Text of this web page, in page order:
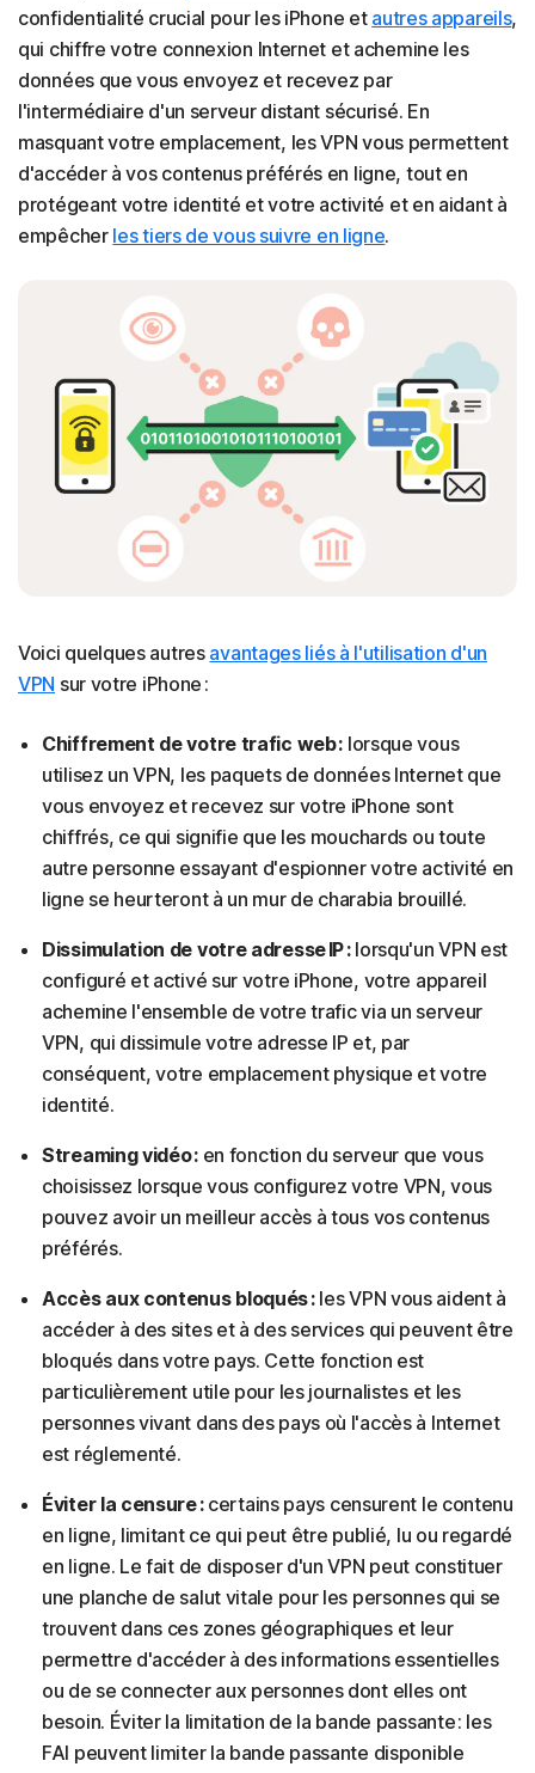
confidentialité crucial pour les iPhone et autres appareils,
qui chiffre votre connexion Internet et achemine les
données que vous envoyez et recevez par
l'intermédiaire d'un serveur distant sécurisé. En
masquant votre emplacement, les VPN vous permettent
d'accéder à vos contenus préférés en ligne, tout en
protégeant votre identité et votre activité et en aidant à
empêcher les tiers de vous suivre en ligne.
Voici quelques autres avantages liés à l'utilisation d'un
VPN sur votre iPhone :
Chiffrement de votre trafic web : lorsque vous
utilisez un VPN, les paquets de données Internet que
vous envoyez et recevez sur votre iPhone sont
chiffrés, ce qui signifie que les mouchards ou toute
autre personne essayant d'espionner votre activité en
ligne se heurteront à un mur de charabia brouillé.
Dissimulation de votre adresse IP :lorsqu'un VPN est
configuré et activé sur votre iPhone, votre appareil
achemine l'ensemble de votre trafic via un serveur
VPN, qui dissimule votre adresse IP et, par
conséquent, votre emplacement physique et votre
identité.
Streaming vidéo :en fonction du serveur que vous
choisissez lorsque vous configurez votre VPN, vous
pouvez avoir un meilleur accès à tous vos contenus
préférés.
Accès aux contenus bloqués :les VPN vous aident à
accéder à des sites et à des services qui peuvent être
bloqués dans votre pays. Cette fonction est
particulièrement utile pour les journalistes et les
personnes vivant dans des pays où l'accès à Internet
est réglementé.
Éviter la censure :certains pays censurent le contenu
en ligne, limitant ce qui peut être publié, lu ou regardé
en ligne. Le fait de disposer d'un VPN peut constituer
une planche de salut vitale pour les personnes qui se
trouvent dans ces zones géographiques et leur
permettre d'accéder à des informations essentielles
ou de se connecter aux personnes dont elles ont
besoin. Éviter la limitation de la bande passante : les
FAI peuvent limiter la bande passante disponible